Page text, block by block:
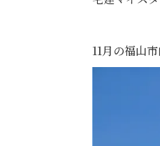
11月の福山